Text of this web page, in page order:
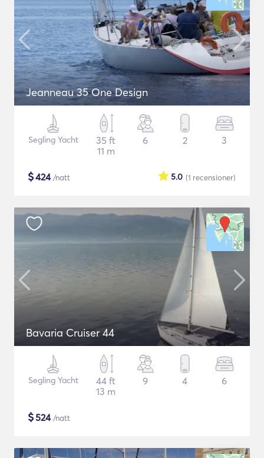
Jeanneau 35 One Design
Segling Yacht
35 ft
11 m
6 2 3
$424/natt (1 recensioner)
5.0
Bavaria Cruiser 44
Segling Yacht
44 ft
13 m
9 4 6
$524/natt